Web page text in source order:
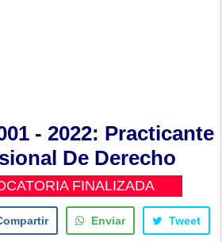
- 2022: Practicante
De Derecho
FINALIZADA
Enviar Tweet